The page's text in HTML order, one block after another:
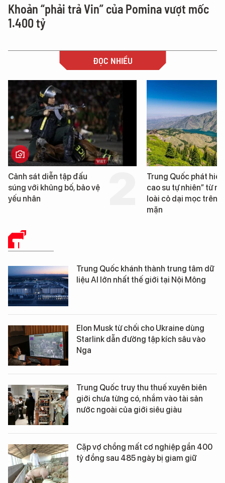
Khoản “phải trả Vin” của Pomina vượt mốc
1.400 tỷ
ĐỌC NHIỀU
Cảnh sát diễn tập đấu
súng với khủng bố, bảo vệ
yếu nhân
Trung Quốc phát hiện
cao su tự nhiên” từ
loài cỏ dại mọc trên
mặn
THẾ GIỚI
Trung Quốc khánh thành trung tâm dữ
liệu AI lớn nhất thế giới tại Nội Mông
Elon Musk từ chối cho Ukraine dùng
Starlink dẫn đường tập kích sâu vào
Nga
Trung Quốc truy thu thuế xuyên biên
giới chưa từng có, nhắm vào tài sản
nước ngoài của giới siêu giàu
Cặp vợ chồng mất cơ nghiệp gần 400
tỷ đồng sau 485 ngày bị giam giữ